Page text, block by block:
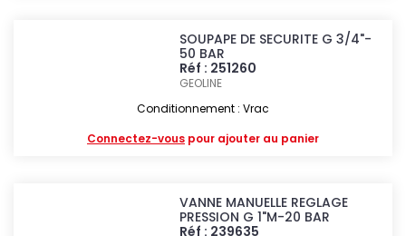
SOUPAPE DE SECURITE G 3/4"-
50 BAR
Réf : 251260
GEOLINE
Conditionnement : Vrac
Connectez-vous pour ajouter au panier
VANNE MANUELLE REGLAGE
PRESSION G 1"M-20 BAR
Réf : 239635